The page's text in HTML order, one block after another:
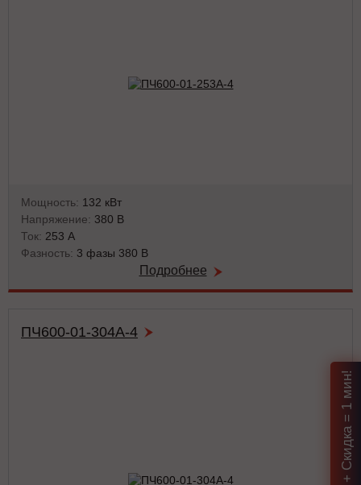
Мощность: 132 кВт
Напряжение: 380 В
Ток: 253 А
Фазность: 3 фазы 380 В
Подробнее
ПЧ600-01-304А-4